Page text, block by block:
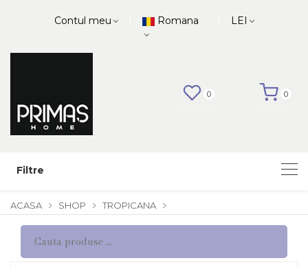
Contul meu Romana LEI
0 0
Filtre
ACASA SHOP TROPICANA